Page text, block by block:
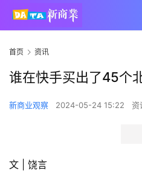
首页 资讯
谁在快手买出了45个
新商业观察 2024-05-24 15:22 资
文 | 饶言